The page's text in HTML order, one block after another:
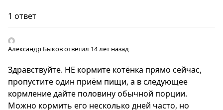
1 ответ
Александр Быковответил 14 лет назад
Здравствуйте. НЕ кормите котёнка прямо сейчас,
пропустите один приём пищи, а в следующее
кормление дайте половину обычной порции.
Можно кормить его несколько дней часто, но